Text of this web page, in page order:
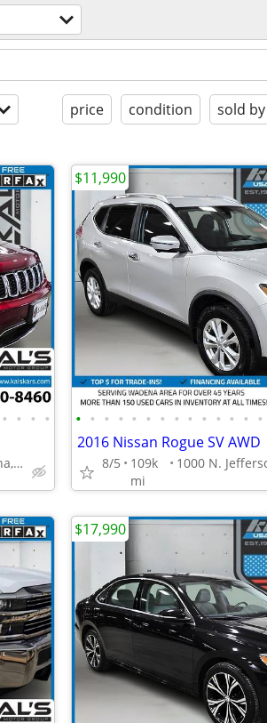
price condition sold by
• • • •
1000 N. Jefferson St. Wadena, MN 56482
• • • • • • • • • • • • • •
2016 Nissan Rogue SV AWD
8/5
109k
mi
$11,990
$17,990